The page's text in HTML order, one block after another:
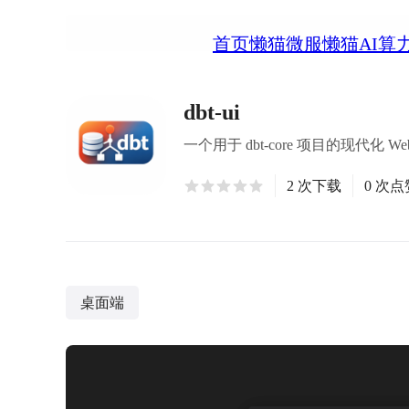
首页懒猫微服懒猫AI算
dbt-ui
一个用于 dbt-core 项目的现代化
2 次下载 0 次点
桌面端